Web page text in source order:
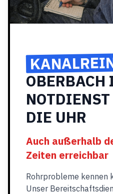
OBERBACH
DIE UHR
Auch außerhalb
Zeiten erreichbar
Rohrprobleme kennen
Unser